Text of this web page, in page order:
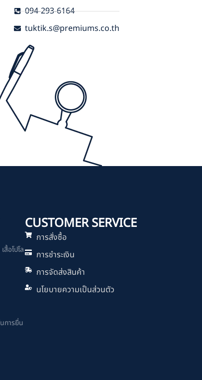
094-293-6164
tuktik.s@premiums.co.th
อโปโล
การยื่น
CUSTOMER SERVICE
การสั่งซื้อ
การชำระเงิน
การจัดส่งสินค้า
นโยบายความเป็นส่วนตัว